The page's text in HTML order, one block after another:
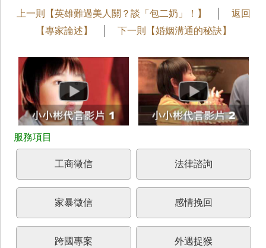
上一則【英雄難過美人關？談「包二奶」！】
返回
【專家論述】
下一則【婚姻溝通的秘訣】
工商徵信 法律諮詢
家暴徵信 感情挽回
跨國專案 外遇捉猴